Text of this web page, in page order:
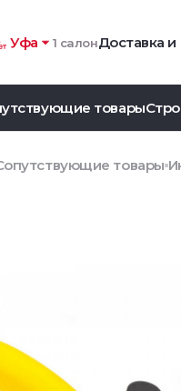
Уфа 1 салонДоставка и
товары
товары